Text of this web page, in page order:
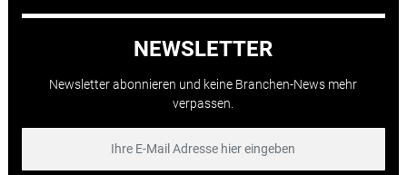
NEWSLETTER
Newsletter abonnieren und keine Branchen-News mehr
verpassen.